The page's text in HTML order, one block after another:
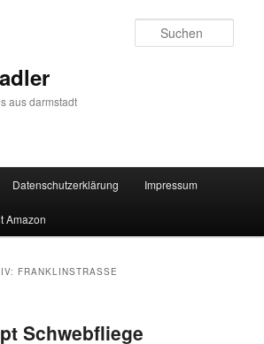
aus darmstadt
Datenschutzerklärung Impressum
Amazon
FRANKLINSTRASSE
Schwebfliege